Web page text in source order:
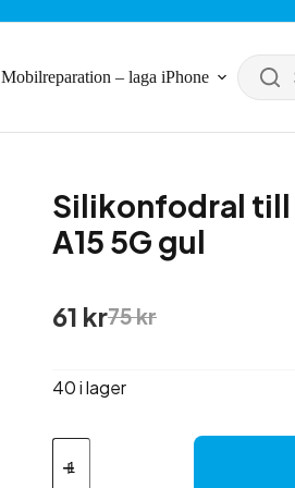
Mobilreparation – laga iPhone
Silikonfodral till
A15 5G gul
75kr
Det
ursprungliga
var:
61 krDet
nuvarande
är:
40 i lager
Silikonfodral
till